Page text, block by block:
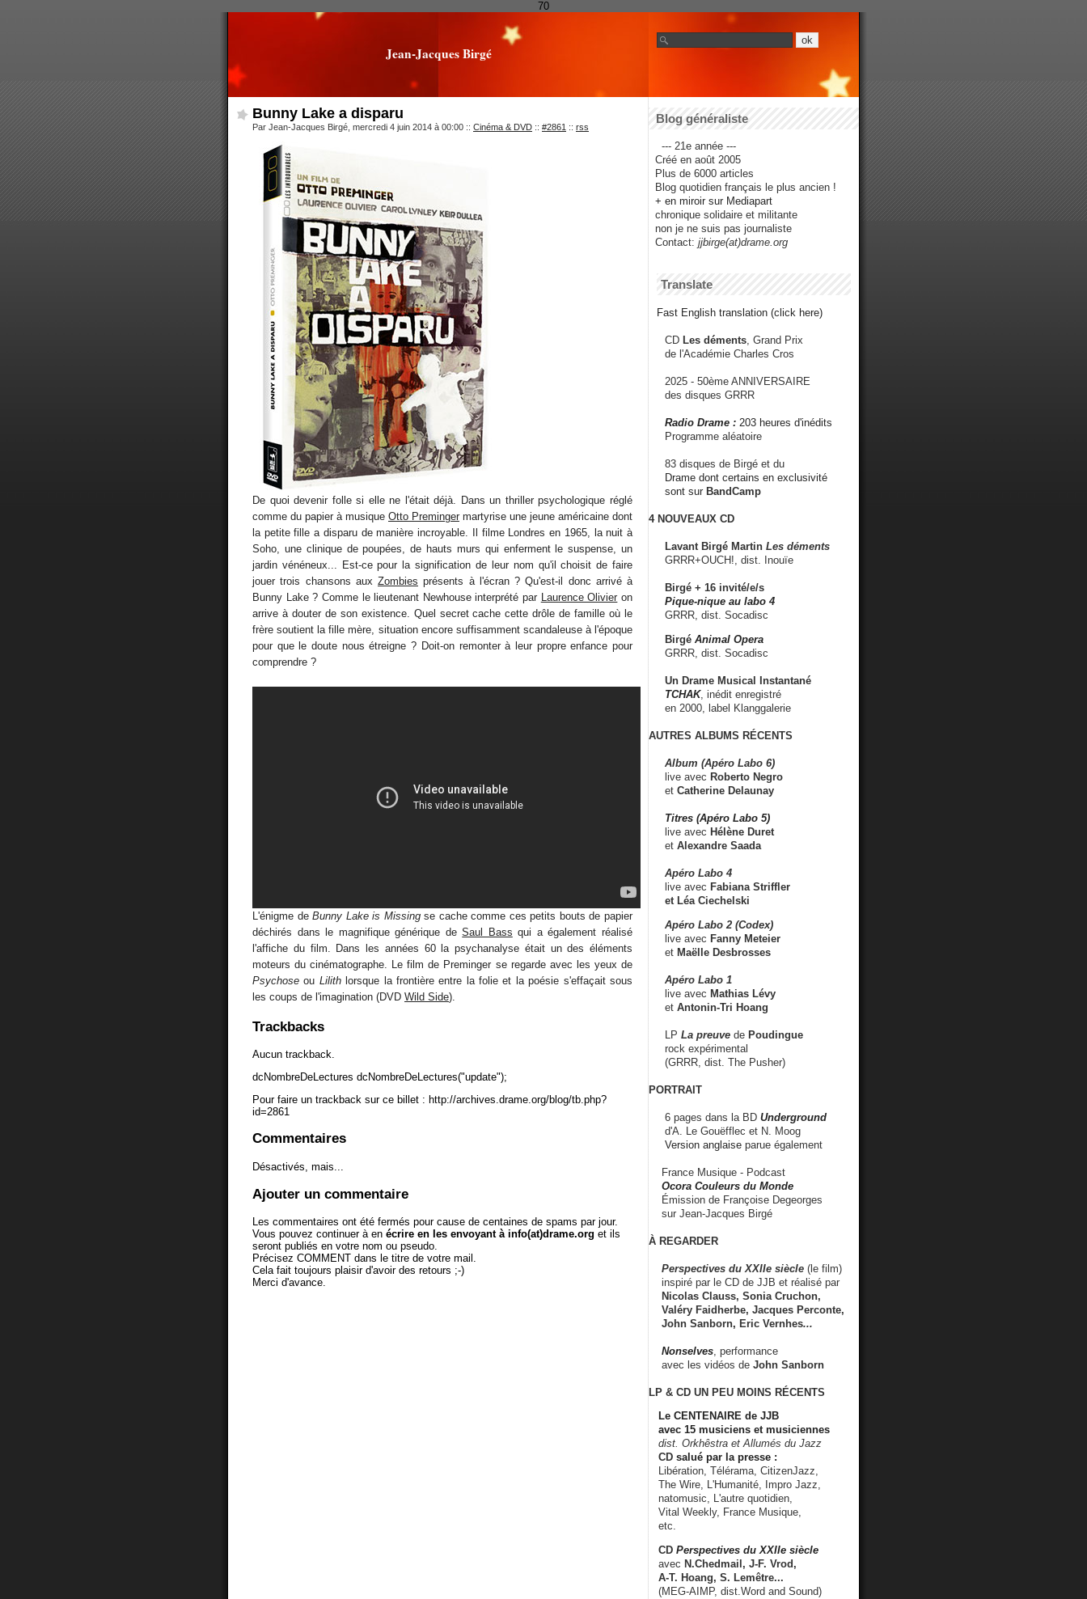
70
Jean-Jacques Birgé
Bunny Lake a disparu
Par Jean-Jacques Birgé, mercredi 4 juin 2014 à 00:00 :: Cinéma & DVD :: #2861 :: rss
De quoi devenir folle si elle ne l'était déjà. Dans un thriller psychologique réglé
comme du papier à musique Otto Preminger martyrise une jeune américaine dont
la petite fille a disparu de manière incroyable. Il filme Londres en 1965, la nuit à
Soho, une clinique de poupées, de hauts murs qui enferment le suspense, un
jardin vénéneux... Est-ce pour la signification de leur nom qu'il choisit de faire
jouer trois chansons aux Zombies présents à l'écran ? Qu'est-il donc arrivé à
Bunny Lake ? Comme le lieutenant Newhouse interprété par
Laurence Olivier on
arrive à douter de son existence. Quel secret cache cette drôle de famille où le
frère soutient la fille mère, situation encore suffisamment scandaleuse à l'époque
pour que le doute nous étreigne ? Doit-on remonter à leur propre enfance pour
comprendre ?
L'énigme deBunny Lake is Missingse cache comme ces petits bouts de papier
déchirés dans le magnifique générique deSaul Bass qui a également réalisé
l'affiche du film. Dans les années 60 la psychanalyse était un des éléments
moteurs du cinématographe. Le film de Preminger se regarde avec les yeux de
Psychose ou Lilithlorsque la frontière entre la folie et la poésie s'effaçait sous
les coups de l'imagination (DVD Wild Side).
Trackbacks
Aucun trackback.
dcNombreDeLectures dcNombreDeLectures("update");
Pour faire un trackback sur ce billet : http://archives.drame.org/blog/tb.php?
id=2861
Commentaires
Désactivés, mais...
Ajouter un commentaire
Les commentaires ont été fermés pour cause de centaines de spams par jour.
Vous pouvez continuer à en écrire en les envoyant à info(at)drame.org et ils
seront publiés en votre nom ou pseudo.
Précisez COMMENT dans le titre de votre mail.
Cela fait toujours plaisir d'avoir des retours ;-)
Merci d'avance.
Blog généraliste
--- 21e année ---
Créé en août 2005
Plus de 6000 articles
Blog quotidien français le plus ancien !
+ en miroir sur Mediapart
chronique solidaire et militante
non je ne suis pas journaliste
Contact: jjbirge(at)drame.org
Translate
Fast English translation (click here)
CD Les déments , Grand Prix
de l'Académie Charles Cros
2025 - 50ème ANNIVERSAIRE
des disques GRRR
Radio Drame : 203 heures d'inédits
Programme aléatoire
83 disques de Birgé et du
Drame dont certains en exclusivité
sont sur BandCamp
4 NOUVEAUX CD
Lavant Birgé Martin Les déments
GRRR+OUCH!, dist. Inouïe
Birgé + 16 invité/e/s
Pique-nique au labo 4
GRRR, dist. Socadisc
Birgé Animal Opera
GRRR, dist. Socadisc
Un Drame Musical Instantané
TCHAK, inédit enregistré
en 2000, label Klanggalerie
AUTRES ALBUMS RÉCENTS
Album (Apéro Labo 6)
live avec Roberto Negro
et Catherine Delaunay
Titres (Apéro Labo 5)
live avec Hélène Duret
et Alexandre Saada
Apéro Labo 4
live avec Fabiana Striffler
et Léa Ciechelski
Apéro Labo 2 (Codex)
live avec Fanny Meteier
et Maëlle Desbrosses
Apéro Labo 1
live avec Mathias Lévy
et Antonin-Tri Hoang
LP La preuve de Poudingue
rock expérimental
(GRRR, dist. The Pusher)
PORTRAIT
6 pages dans la BD Underground
d'A. Le Gouëfflec et N. Moog
Version anglaise parue également
France Musique - Podcast
Ocora Couleurs du Monde
Émission de Françoise Degeorges
sur Jean-Jacques Birgé
À REGARDER
Perspectives du XXIIe siècle (le film)
inspiré par le CD de JJB et réalisé par
Nicolas Clauss, Sonia Cruchon,
Valéry Faidherbe, Jacques Perconte,
John Sanborn, Eric Vernhes...
Nonselves , performance
avec les vidéos de John Sanborn
LP & CD UN PEU MOINS RÉCENTS
Le CENTENAIRE de JJB
avec 15 musiciens et musiciennes
dist. Orkhêstra et Allumés du Jazz
CD salué par la presse :
Libération, Télérama, CitizenJazz,
The Wire, L'Humanité, Impro Jazz,
natomusic, L'autre quotidien,
Vital Weekly, France Musique,
etc.
CD Perspectives du XXIIe siècle
avec N.Chedmail, J-F. Vrod,
A-T. Hoang, S. Lemêtre...
(MEG-AIMP, dist.Word and Sound)